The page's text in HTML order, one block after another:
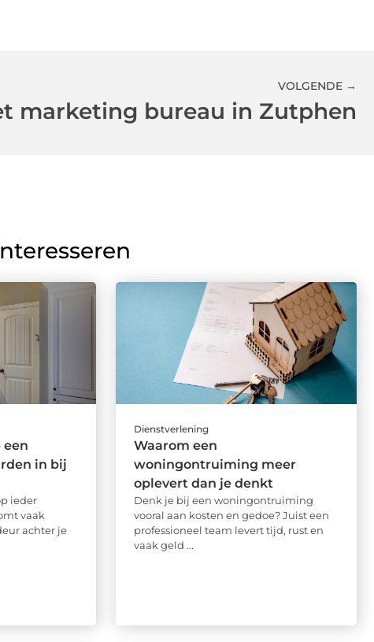
VOLGENDE →
marketing bureau in Zutphen
een
in bij
ieder
vaak
achter je
Dienstverlening
Waarom een
woningontruiming meer
oplevert dan je denkt
Denk je bij een woningontruiming
vooral aan kosten en gedoe? Juist een
professioneel team levert tijd, rust en
vaak geld ...